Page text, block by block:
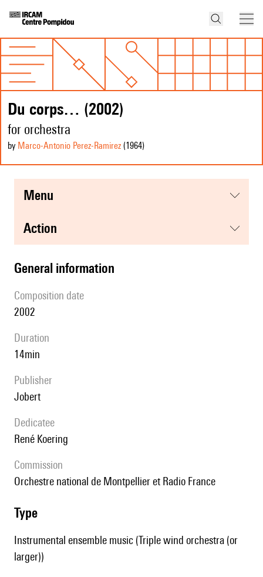
Du corps… (2002)
for orchestra
by Marco-Antonio Perez-Ramirez (1964)
menu
action
general information
composition date
2002
duration
14min
publisher
Jobert
Dedicatee
René Koering
Commission
Orchestre national de Montpellier et Radio France
type
Instrumental ensemble music (Triple wind orchestra (or
larger))